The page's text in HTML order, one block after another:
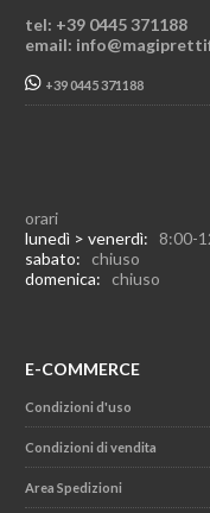
tel: +39 0445 371188
email:
+39 0445 371188
orari
lunedì > venerdì: 8:00-
sabato: chiuso
domenica: chiuso
E-COMMERCE
Condizioni d'uso
Condizioni di vendita
Area Spedizioni